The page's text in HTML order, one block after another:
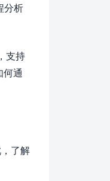
分析
支持
何通
了解